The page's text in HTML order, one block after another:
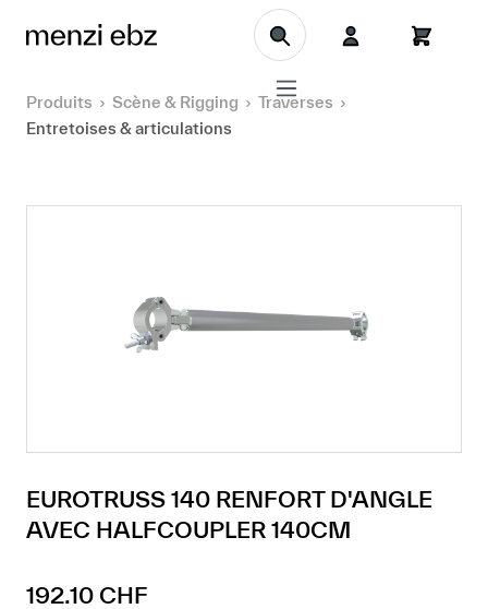
Aller au contenu principal
Produits Scène & Rigging
Traverses
Entretoises & articulations
EUROTRUSS 140 RENFORT D'ANGLE
AVEC HALFCOUPLER 140CM
Prix régulier :
192.10 CHF